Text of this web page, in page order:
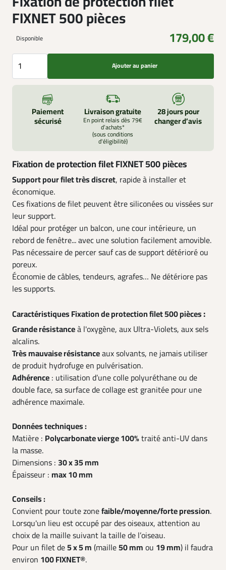
FIXNET 500 pièces
Disponible 179,00 €
Ajouter au panier
Paiement
sécurisé
Livraison gratuite
En point relais dès 79€
d’achats*
(sous conditions
d'éligibilité)
28 jours pour
changer d’avis
Fixation de protection filet FIXNET 500 pièces
Support pour filet très discret, rapide à installer et
économique.
Ces fixations de filet peuvent être siliconées ou vissées sur
leur support.
Idéal pour protéger un balcon, une cour intérieure, un
rebord de fenêtre... avec une solution facilement amovible.
Pas nécessaire de percer sauf cas de support détérioré ou
poreux.
Économie de câbles, tendeurs, agrafes… Ne détériore pas
les supports.
Caractéristiques Fixation de protection filet 500 pièces :
Grande résistanceà l'oxygène, aux Ultra-Violets, aux sels
alcalins.
Très mauvaise résistanceaux solvants, ne jamais utiliser
de produit hydrofuge en pulvérisation.
Adhérence : utilisation d’une colle polyuréthane ou de
double face, sa surface de collage est granitée pour une
adhérence maximale.
Données techniques :
Matière : Polycarbonate vierge 100%traité anti-UV dans
la masse.
Dimensions : 30 x 35 mm
Épaisseur : max 10 mm
Conseils :
Convient pour toute zonefaible/moyenne/forte pression.
Lorsqu'un lieu est occupé par des oiseaux, attention au
choix de la maille suivant la taille de l’oiseau.
Pour un filet de5 x 5 m (maille50 mm ou 19 mm) il faudra
environ 100 FIXNET®.